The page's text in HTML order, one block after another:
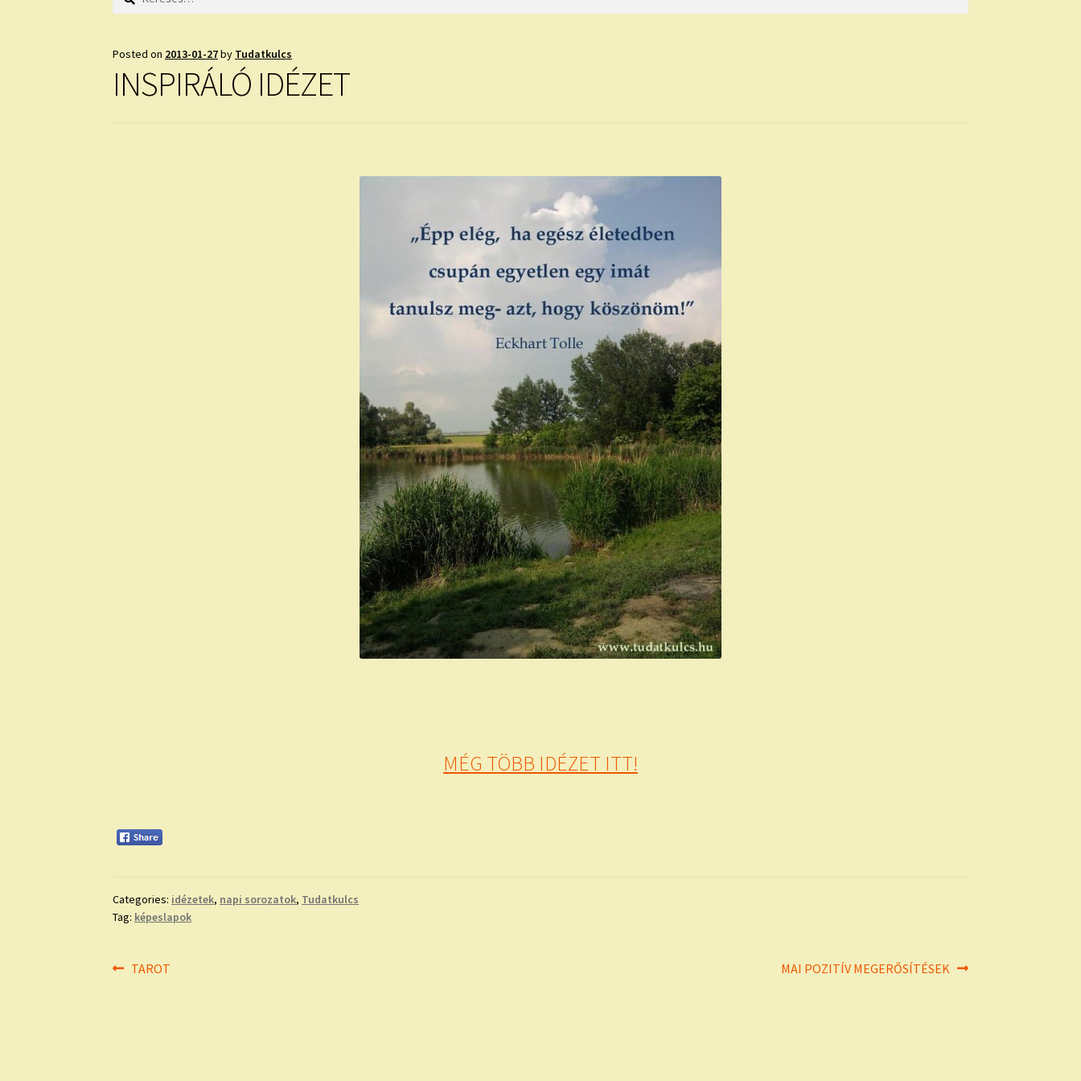
Posted on 2013-01-27by Tudatkulcs
INSPIRÁLÓ IDÉZET
MÉG TÖBB IDÉZET ITT!
Categories: idézetek, napi sorozatok, Tudatkulcs
Tag: képeslapok
Bejegyzés
Previous
TAROT
Next
MAI POZITÍV MEGERŐSÍTÉSEK